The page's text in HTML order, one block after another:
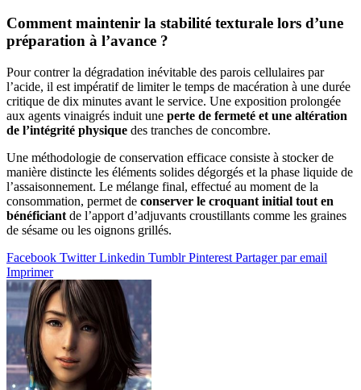
Comment maintenir la stabilité texturale lors d’une
préparation à l’avance ?
Pour contrer la dégradation inévitable des parois cellulaires par
l’acide, il est impératif de limiter le temps de macération à une durée
critique de dix minutes avant le service. Une exposition prolongée
aux agents vinaigrés induit une perte de fermeté et une altération
de l’intégrité physique des tranches de concombre.
Une méthodologie de conservation efficace consiste à stocker de
manière distincte les éléments solides dégorgés et la phase liquide de
l’assaisonnement. Le mélange final, effectué au moment de la
consommation, permet de conserver le croquant initial tout en
bénéficiant de l’apport d’adjuvants croustillants comme les graines
de sésame ou les oignons grillés.
Facebook Twitter Linkedin Tumblr Pinterest Partager par email
Imprimer